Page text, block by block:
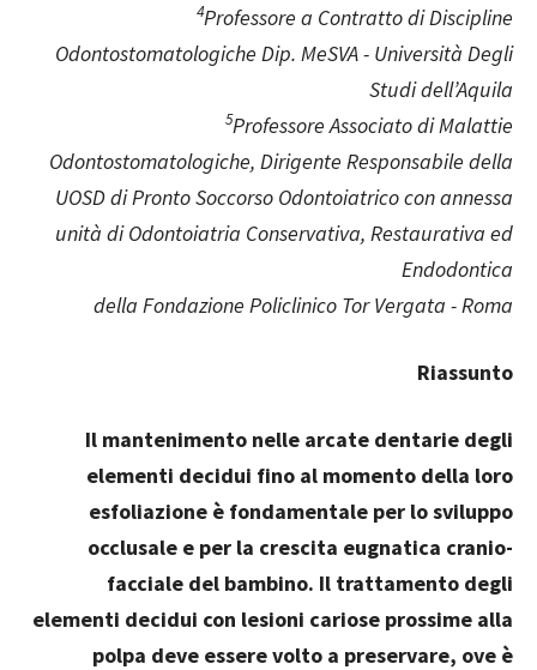
4Professore a Contratto di Discipline
Odontostomatologiche Dip. MeSVA - Università Degli
Studi dell’Aquila
5Professore Associato di Malattie
Odontostomatologiche, Dirigente Responsabile della
UOSD di Pronto Soccorso Odontoiatrico con annessa
unità di Odontoiatria Conservativa, Restaurativa ed
Endodontica
della Fondazione Policlinico Tor Vergata - Roma
Riassunto
Il mantenimento nelle arcate dentarie degli
elementi decidui fino al momento della loro
esfoliazione è fondamentale per lo sviluppo
occlusale e per la crescita eugnatica cranio-
facciale del bambino. Il trattamento degli
elementi decidui con lesioni cariose prossime alla
polpa deve essere volto a preservare, ove è